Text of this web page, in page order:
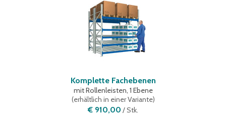
Komplette Fachebenen
mit Rollenleisten, 1 Ebene
(erhältlich in einer Variante)
€ 910,00 /Stk.